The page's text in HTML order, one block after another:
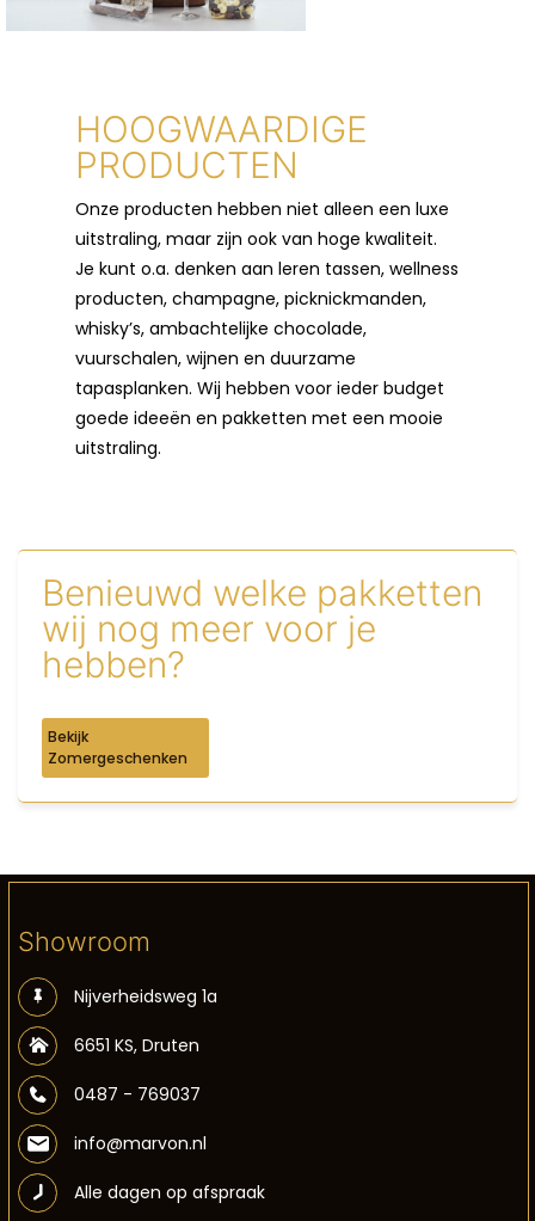
HOOGWAARDIGE
PRODUCTEN
Onze producten hebben niet alleen een luxe
uitstraling, maar zijn ook van hoge kwaliteit.
Je kunt o.a. denken aan leren tassen, wellness
producten, champagne, picknickmanden,
whisky’s, ambachtelijke chocolade,
vuurschalen, wijnen en duurzame
tapasplanken. Wij hebben voor ieder budget
goede ideeën en pakketten met een mooie
uitstraling.
Benieuwd welke pakketten
wij nog meer voor je
hebben?
Bekijk
Zomergeschenken
Showroom
Nijverheidsweg 1a
6651 KS, Druten
0487 - 769037
info@marvon.nl
Alle dagen op afspraak